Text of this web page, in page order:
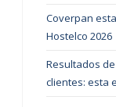
Coverpan
Hostelco 2026
Resultados
clientes: esta